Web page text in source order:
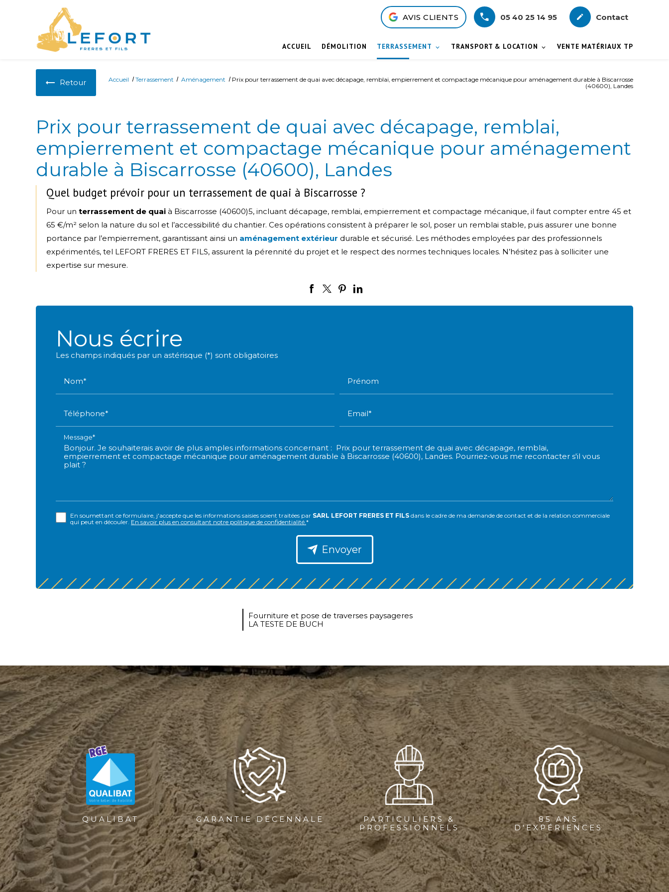
AVIS CLIENTS 05 40 25 14 95 create Contact
ACCUEIL DÉMOLITION TERRASSEMENT TRANSPORT & LOCATION VENTE MATÉRIAUX TP
Accueil Terrassement Aménagement
Prix pour terrassement de quai avec décapage, remblai, empierrement et compactage mécanique pour aménagement durable à Biscarrosse
(40600), Landes
Retour
Prix pour terrassement de quai avec décapage, remblai,
empierrement et compactage mécanique pour aménagement
durable à Biscarrosse (40600), Landes
Quel budget prévoir pour un terrassement de quai à Biscarrosse ?
Pour un terrassement de quai à Biscarrosse (40600)5, incluant décapage, remblai, empierrement et compactage mécanique, il faut compter entre 45 et
65 €/m² selon la nature du sol et l’accessibilité du chantier. Ces opérations consistent à préparer le sol, poser un remblai stable, puis assurer une bonne
portance par l’empierrement, garantissant ainsi un aménagement extérieur durable et sécurisé. Les méthodes employées par des professionnels
expérimentés, tel LEFORT FRERES ET FILS, assurent la pérennité du projet et le respect des normes techniques locales. N’hésitez pas à solliciter une
expertise sur mesure.
Nous écrire
Les champs indiqués par un astérisque (*) sont obligatoires
Nom* Prénom
Téléphone* Email*
Message*
En soumettant ce formulaire, j'accepte que les informations saisies soient traitées par SARL LEFORT FRERES ET FILS dans le cadre de ma demande de contact et de la relation commerciale
qui peut en découler. En savoir plus en consultant notre politique de confidentialité.*
Envoyer
Fourniture et pose de traverses paysageres
LA TESTE DE BUCH
QUALIBAT GARANTIE DÉCENNALE
PARTICULIERS &
PROFESSIONNELS
85 ANS
D'EXPÉRIENCES